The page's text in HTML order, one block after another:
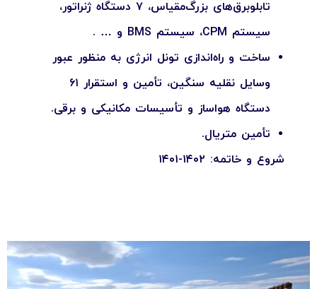
تابلوبرق‌های بزرگ‌مقیاس، ۷ دستگاه ژنراتور،
سیستم CPM، سیستم BMS و … .
ساخت و راه‌اندازی تونل انرژی به منظور عبور
وسایل نقلیه سنگین، تأمین و استقرار ۶۱
دستگاه هواساز و تأسیسات مکانیکی و برقی.
تأمین متریال.
شروع و خاتمه: ۱۴۰۲-۱۴۰۱